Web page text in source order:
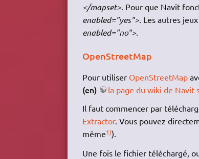
</mapset>. Pour que Navit
enabled="yes">. Les autres
enabled="no">.
OpenStreetMap
Pour utiliser OpenStreetMap
(en) la page du wiki de Navit
Il faut commencer par
Extractor. Vous pouvez
même1)).
Une fois le fichier téléchargé,